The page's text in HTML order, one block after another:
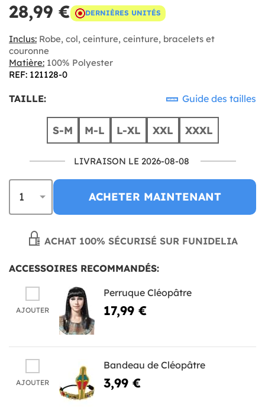
28,99 € DERNIÈRES UNITÉS
Inclus: Robe, col, ceinture, ceinture, bracelets et
couronne
Matière: 100% Polyester
REF: 121128-0
TAILLE: Guide des tailles
S-M M-L L-XL XXL XXXL
LIVRAISON LE 2026-08-08
ACHETER MAINTENANT
ACHAT 100% SÉCURISÉ SUR FUNIDELIA
ACCESSOIRES RECOMMANDÉS:
AJOUTER
Perruque Cléopâtre
17,99 €
AJOUTER
Bandeau de Cléopâtre
3,99 €